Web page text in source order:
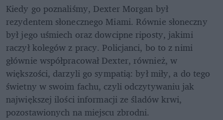
Kiedy go poznaliśmy, Dexter Morgan był
rezydentem słonecznego Miami. Równie słoneczny
był jego uśmiech oraz dowcipne riposty, jakimi
raczył kolegów z pracy. Policjanci, bo to z nimi
głównie współpracował Dexter, również, w
większości, darzyli go sympatią: był miły, a do tego
świetny w swoim fachu, czyli odczytywaniu jak
największej ilości informacji ze śladów krwi,
pozostawionych na miejscu zbrodni.